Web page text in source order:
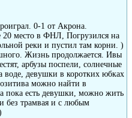
0-1 от Акрона.
20 место в ФНЛ, Погрузился на
реки и пустил там корни. )
Жизнь продолжается. Ивы
арбузы поспели, солнечные
воде, девушки в коротких юбках
можно найти в
пока есть девушки, можно жить
без трамвая и с любым